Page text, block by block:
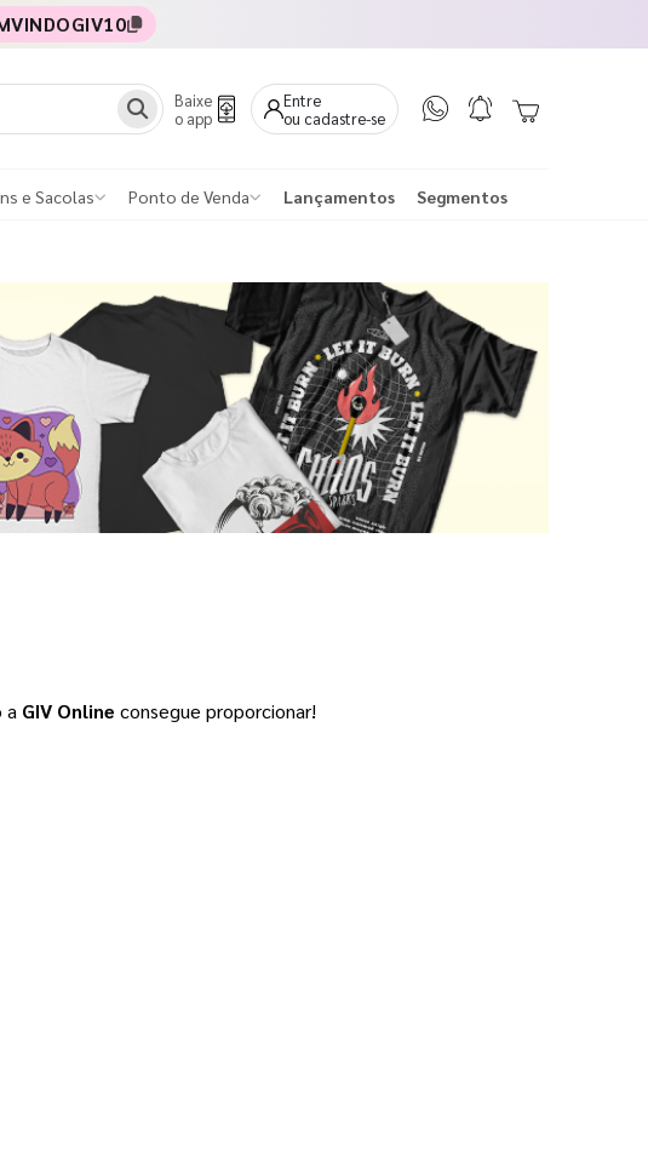
Baixe
o app
Entre
ou cadastre-se
e Sacolas Ponto de Venda Lançamentos Segmentos
a GIV Online consegue proporcionar!